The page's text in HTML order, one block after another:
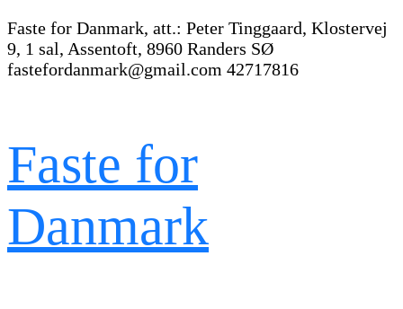
Faste for Danmark, att.: Peter Tinggaard, Klostervej
9, 1 sal, Assentoft, 8960 Randers SØ
fastefordanmark@gmail.com 42717816
Faste for
Danmark